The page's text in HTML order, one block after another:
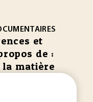
et
de :
matière